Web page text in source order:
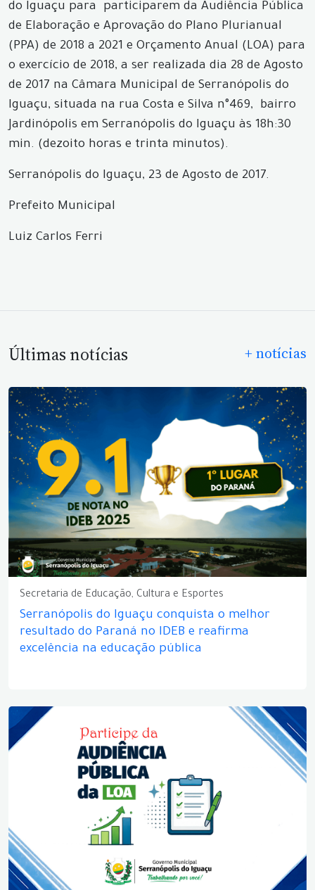
do Iguaçu para participarem da Audiência Pública
de Elaboração e Aprovação do Plano Plurianual
(PPA) de 2018 a 2021 e Orçamento Anual (LOA) para
o exercício de 2018, a ser realizada dia 28 de Agosto
de 2017 na Câmara Municipal de Serranópolis do
Iguaçu, situada na rua Costa e Silva n°469, bairro
Jardinópolis em Serranópolis do Iguaçu às 18h:30
min. (dezoito horas e trinta minutos).
Serranópolis do Iguaçu, 23 de Agosto de 2017.
Prefeito Municipal
Luiz Carlos Ferri
Últimas notícias + notícias
Secretaria de Educação, Cultura e Esportes
Serranópolis do Iguaçu conquista o melhor
resultado do Paraná no IDEB e reafirma
excelência na educação pública